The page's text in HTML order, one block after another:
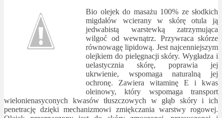
Bio olejek do masażu 100% ze słodkich
migdałów wcierany w skórę otula ją
jedwabistą warstewką zatrzymująca
wilgoć od wewnątrz. Przywraca skórze
równowagę lipidową. Jest najcenniejszym
olejkiem do pielęgnacji skóry. Wygładza i
uelastycznia skórę, poprawia jej
ukrwienie, wspomaga naturalną jej
ochronę. Zawiera witaminę E i kwas
oleinowy, który wspomaga transport
wielonienasyconych kwasów tłuszczowych w głąb skóry i ich
penetrację dzięki mechanizmowi zmiękczania warstwy rogowej.